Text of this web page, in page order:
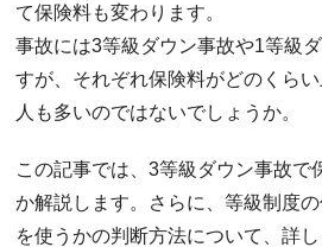
て保険料も変わります。
事故には3等級ダウン事故や1等級
すが、それぞれ保険料がどのくら
人も多いのではないでしょうか。
この記事では、3等級ダウン事故で
か解説します。さらに、等級制度
を使うかの判断方法について、詳